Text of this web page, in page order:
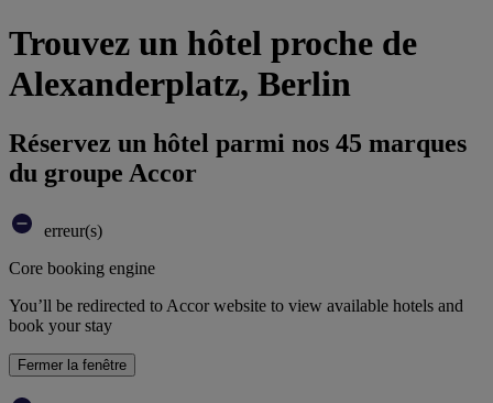
Trouvez un hôtel proche de
Alexanderplatz, Berlin
Réservez un hôtel parmi nos 45 marques
du groupe Accor
erreur(s)
Core booking engine
You’ll be redirected to Accor website to view available hotels and
book your stay
Fermer la fenêtre